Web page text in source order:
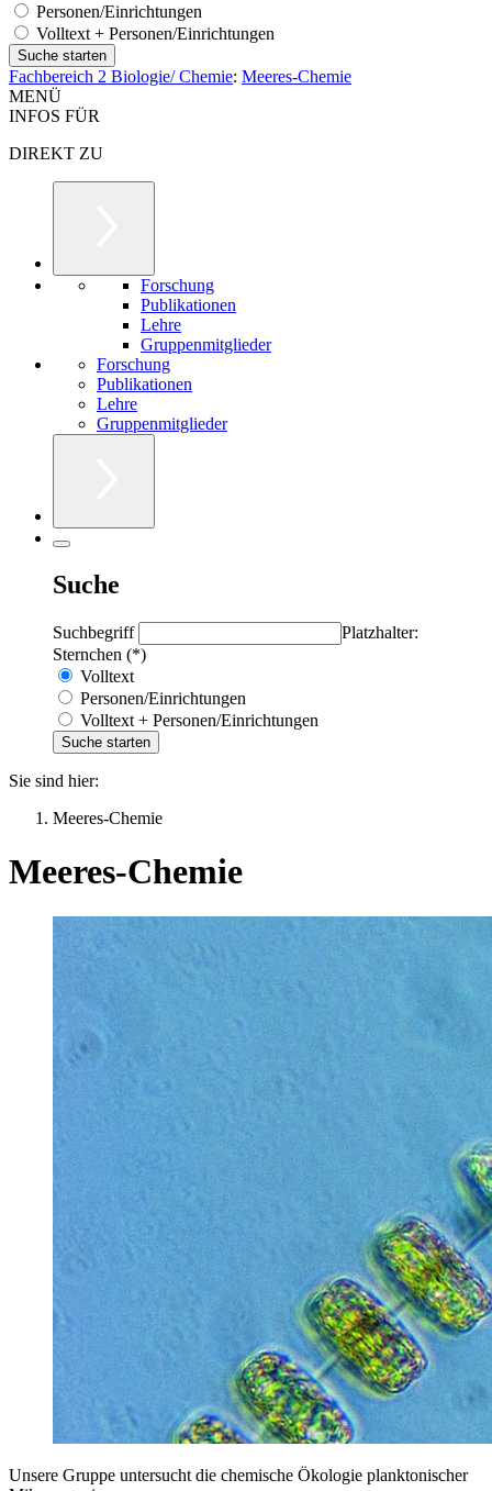
Personen/Einrichtungen
Volltext + Personen/Einrichtungen
Fachbereich 2 Biologie/ Chemie: Meeres-Chemie
MENÜ
INFOS FÜR
DIREKT ZU
Forschung
Publikationen
Lehre
Gruppenmitglieder
Forschung
Publikationen
Lehre
Gruppenmitglieder
Suche
Suchbegriff
Platzhalter:
Sternchen (*)
Volltext
Personen/Einrichtungen
Volltext + Personen/Einrichtungen
Sie sind hier:
Meeres-Chemie
Meeres-Chemie
Unsere Gruppe untersucht die chemische Ökologie planktonischer